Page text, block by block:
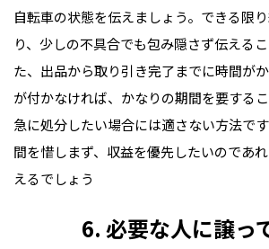
自転車の状態を伝えましょう。できる限
り、少しの不具合でも包み隠さず伝える
た、出品から取り引き完了までに時間が
が付かなければ、かなりの期間を要する
急に処分したい場合には適さない方法で
間を惜しまず、収益を優先したいのであ
えるでしょう
6. 必要な人に譲っ